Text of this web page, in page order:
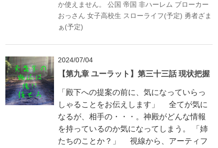
か使えません。
公国 帝国 非ハーレム ブローカー
おっさん 女子高校生 スローライフ(予定) 勇者ざま
ぁ(予定)
2024/07/04
【第九章 ユーラット】第三十三話 現状把握
「殿下への提案の前に、気になっていらっ
しゃることをお伝えします」 全てが気に
なるが、相手の・・・。神殿がどんな情報
を持っているのか気になってしまう。 「姉
たちのことか？」 視線から、アーティフ